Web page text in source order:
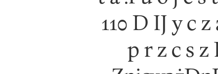
110 D IJ y c
p r z c s z